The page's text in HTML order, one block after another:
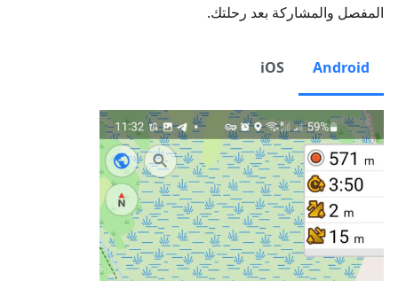
المفصل والمشاركة بعد رحلتك.
Android
iOS